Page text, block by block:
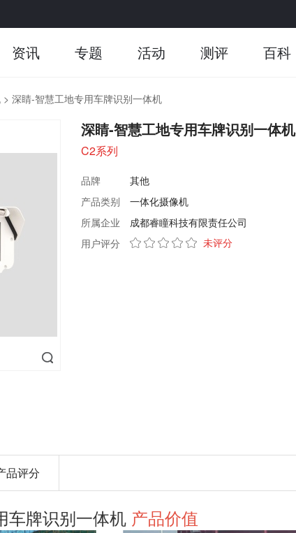
资讯 专题 活动 测评 百科
> 深睛-智慧工地专用车牌识别一体机
深睛-智慧工地专用车牌识别一体机
C2系列
品牌
其他
产品类别
一体化摄像机
所属企业
成都睿瞳科技有限责任公司
用户评分
未评分
品评分
车牌识别一体机 产品价值